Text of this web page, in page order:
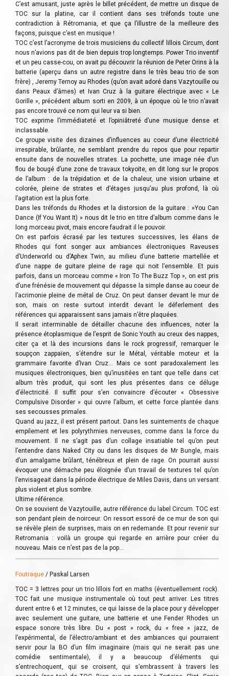
C’est amusant, juste après le billet précédent, de mettre un disque de
TOC sur la platine, car il contient dans ses tréfonds toute une
contradiction à Rétromania, et que ça l’illustre de la meilleure des
façons, puisque c’est en musique !
TOC c’est l’acronyme de trois musiciens du collectif lillois Circum, dont
nous n’avions pas dit de bien depuis trop longtemps. Power Trio inventif
et un peu casse-cou, on avait pu découvrir la réunion de Peter Orins à la
batterie (aperçu dans un autre registre dans le très beau trio de son
frère) , Jeremy Ternoy au Rhodes (qu’on avait adoré dans Vazytouille ou
dans Peaux d’âmes) et Ivan Cruz à la guitare électrique avec « Le
Gorille », précédent album sorti en 2009, à un époque où le trio n’avait
pas encore trouvé ce nom qui leur va si bien.
TOC exprime l’immédiateté et l’opiniâtreté d’une musique dense et
inclassable.
Ce groupe visite des dizaines d’influences au coeur d’une électricité
irrespirable, brûlante, ne semblant prendre du repos que pour repartir
ensuite dans de nouvelles strates. La pochette, une image née d’un
flou de bougé d’une zone de travaux tokyoïte, en dit long sur le propos
de l’album : de la trépidation et de la chaleur, une vision urbaine et
colorée, pleine de strates et d’étages jusqu’au plus profond, là où
l’agitation est la plus forte.
Dans les tréfonds du Rhodes et la distorsion de la guitare : »You Can
Dance (If You Want It) » nous dit le trio en titre d’album comme dans le
long morceau pivot, mais encore faudrait il le pouvoir.
On est parfois écrasé par les textures successives, les élans de
Rhodes qui font songer aux ambiances électroniques Raveuses
d’Underworld ou d’Aphex Twin, au milieu d’une batterie martellée et
d’une nappe de guitare pleine de rage qui noit l’ensemble. Et puis
parfois, dans un morceau comme « Iron To The Buzz Top », on est pris
d’une frénésie de mouvement qui dépasse la simple danse au coeur de
l’acrimonie pleine de métal de Cruz. On peut danser devant le mur de
son, mais on reste surtout interdit devant le déferlement des
références qui apparaissent sans jamais n’être plaquées.
Il serait interminable de détailler chacune des influences, noter la
présence étoplasmique de l’esprit de Sonic Youth au creux des nappes,
citer ça et là des incursions dans le rock progressif, remarquer le
soupçon zappaïen, s’étendre sur le Métal, véritable moteur et la
grammaire favorite d’Ivan Cruz… Mais ce sont paradoxalement les
musiques électroniques, bien qu’inusitées en tant que telle dans cet
album très produit, qui sont les plus présentes dans ce déluge
d’électricité. Il suffit pour s’en convaincre d’écouter « Obsessive
Compulsive Disorder » qui ouvre l’album, et cette force plantée dans
ses secousses primales.
Quand au jazz, il est présent partout. Dans les suintements de chaque
empilement et les polyrythmies nerveuses, comme dans la force du
mouvement. Il ne s’agit pas d’un collage insatiable tel qu’on peut
l’entendre dans Naked City ou dans les disques de Mr Bungle, mais
d’un amalgame brûlant, ténébreux et plein de rage. On pourrait aussi
évoquer une démache peu éloignée d’un travail de textures tel qu’on
l’envisageait dans la période électrique de Miles Davis, dans un versant
plus violent et plus sombre.
Ultime référence.
On se souvient de Vazytouille, autre référence du label Circum. TOC est
son pendant plein de noirceur. On ressort essoré de ce mur de son qui
se révèle plein de surprises, mais on en redemande. Et pour revenir sur
Retromania : voilà un groupe qui regarde en arrière pour créer du
nouveau. Mais ce n’est pas de la pop…
Foutraque / Paskal Larsen
TOC = 3 lettres pour un trio lillois fort en maths (éventuellement rock).
TOC fait une musique instrumentale où tout peut arriver. Les titres
durent entre 6 et 12 minutes, ce qui laisse de la place pour y développer
avec seulement une guitare, une batterie et une Fender Rhodes un
espace sonore très libre. Du « post » rock, du « free » jazz, de
l’expérimental, de l’électro/ambiant et des ambiances qui pourraient
servir pour la BO d’un film imaginaire (mais qui ne serait pas une
comédie sentimentale), il y a beaucoup d’éléments qui
s’entrechoquent, qui se croisent, qui s’embrassent à travers les